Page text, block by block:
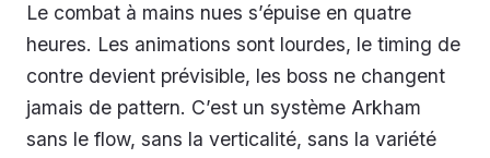
Le combat à mains nues s’épuise en quatre
heures. Les animations sont lourdes, le timing de
contre devient prévisible, les boss ne changent
jamais de pattern. C’est un système Arkham
sans le flow, sans la verticalité, sans la variété